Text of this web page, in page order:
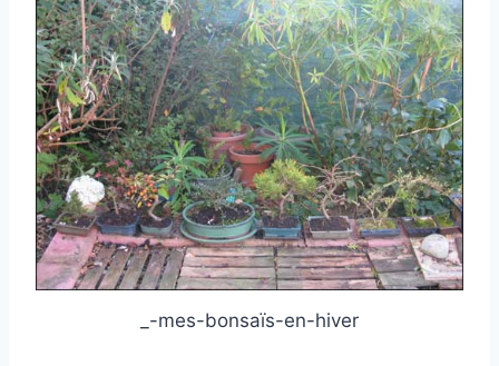
_-mes-bonsaïs-en-hiver